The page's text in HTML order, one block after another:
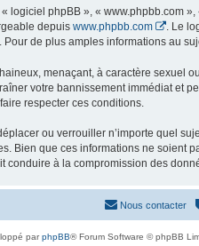
logiciel phpBB », « www.phpbb.com
depuis www.phpbb.com
. Le
de plus amples informations au
menaçant, à caractère sexuel
votre bannissement immédiat et
respecter ces conditions.
ou verrouiller n’importe quel
Bien que ces informations ne soient
conduire à la compromission des
Nous contacter
parphpBB® Forum Software © phpBB